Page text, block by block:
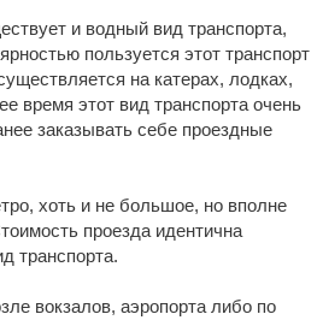
и водный вид транспорта,
пользуется этот транспорт
на катерах, лодках,
время этот вид транспорта очень
заказывать себе проездные
хоть и не большое, но вполне
проезда идентична
транспорта.
вокзалов, аэропорта либо по